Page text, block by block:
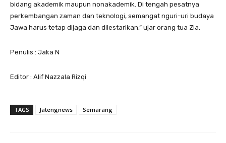
bidang akademik maupun nonakademik. Di tengah pesatnya
perkembangan zaman dan teknologi, semangat nguri-uri budaya
Jawa harus tetap dijaga dan dilestarikan,” ujar orang tua Zia.
Penulis : Jaka N
Editor : Alif Nazzala Rizqi
TAGS Jatengnews Semarang